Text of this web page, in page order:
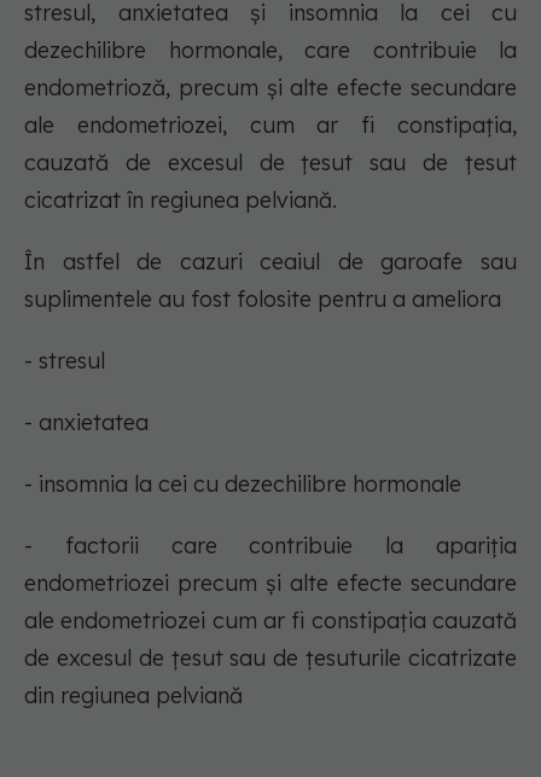
stresul, anxietatea și insomnia la cei cu
dezechilibre hormonale, care contribuie la
endometrioză, precum și alte efecte secundare
ale endometriozei, cum ar fi constipația,
cauzată de excesul de țesut sau de țesut
cicatrizat în regiunea pelviană.
În astfel de cazuri ceaiul de garoafe sau
suplimentele au fost folosite pentru a ameliora
- stresul
- anxietatea
- insomnia la cei cu dezechilibre hormonale
- factorii care contribuie la apariția
endometriozei precum și alte efecte secundare
ale endometriozei cum ar fi constipația cauzată
de excesul de țesut sau de țesuturile cicatrizate
din regiunea pelviană